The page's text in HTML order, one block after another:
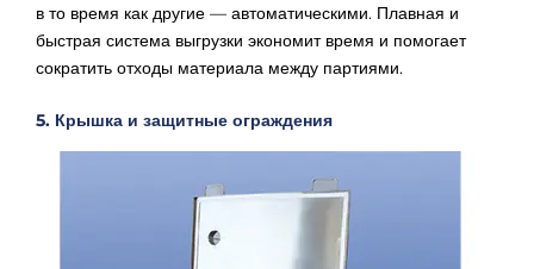
в то время как другие — автоматическими. Плавная и
быстрая система выгрузки экономит время и помогает
сократить отходы материала между партиями.
5. Крышка и защитные ограждения